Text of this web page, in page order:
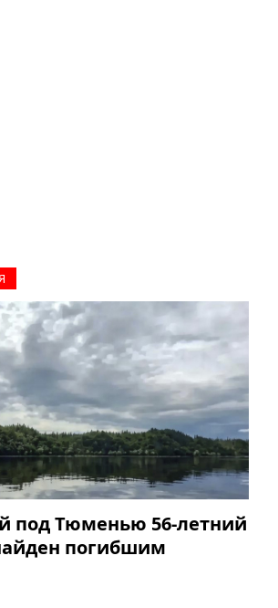
под Тюменью 56-летний
погибшим